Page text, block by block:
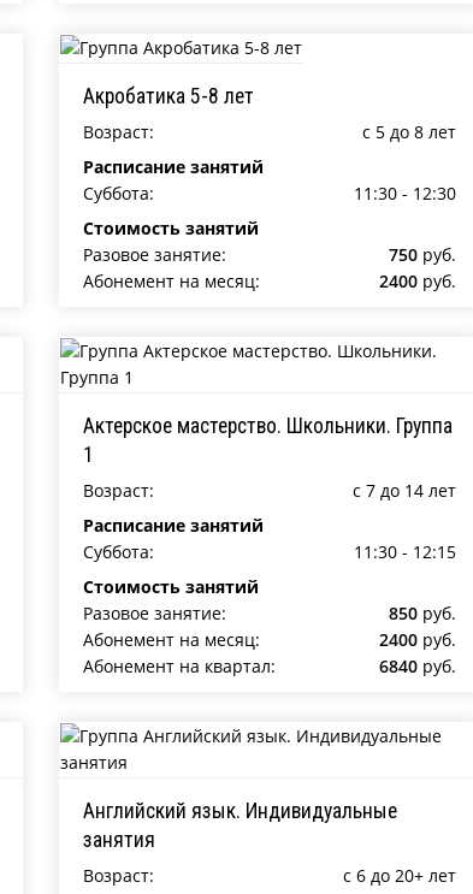
Акробатика 5-8 лет
Возраст:
c 5 до 8 лет
Расписание занятий
Суббота:
11:30 - 12:30
Стоимость занятий
Разовое занятие:
750 руб.
Абонемент на месяц:
2400 руб.
Актерское мастерство. Школьники. Группа
1
Возраст:
c 7 до 14 лет
Расписание занятий
Суббота:
11:30 - 12:15
Стоимость занятий
Разовое занятие:
850 руб.
Абонемент на месяц:
2400 руб.
Абонемент на квартал:
6840 руб.
Английский язык. Индивидуальные
занятия
Возраст:
c 6 до 20+ лет